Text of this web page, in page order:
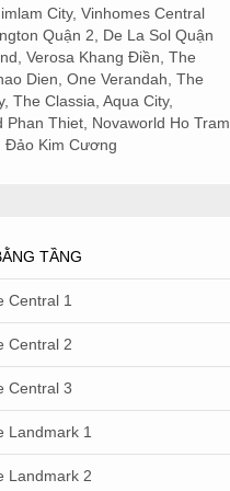
City,Vinhomes Central
Quận 2
De La Sol Quận
,Verosa Khang Điền ,The
Dien ,One Verandah ,The
,The Classia ,Aqua City,
Phan Thiet Novaworld Ho Tram
Đảo Kim Cương
TẦNG
Central 1
Central 2
Central 3
Landmark 1
Landmark 2